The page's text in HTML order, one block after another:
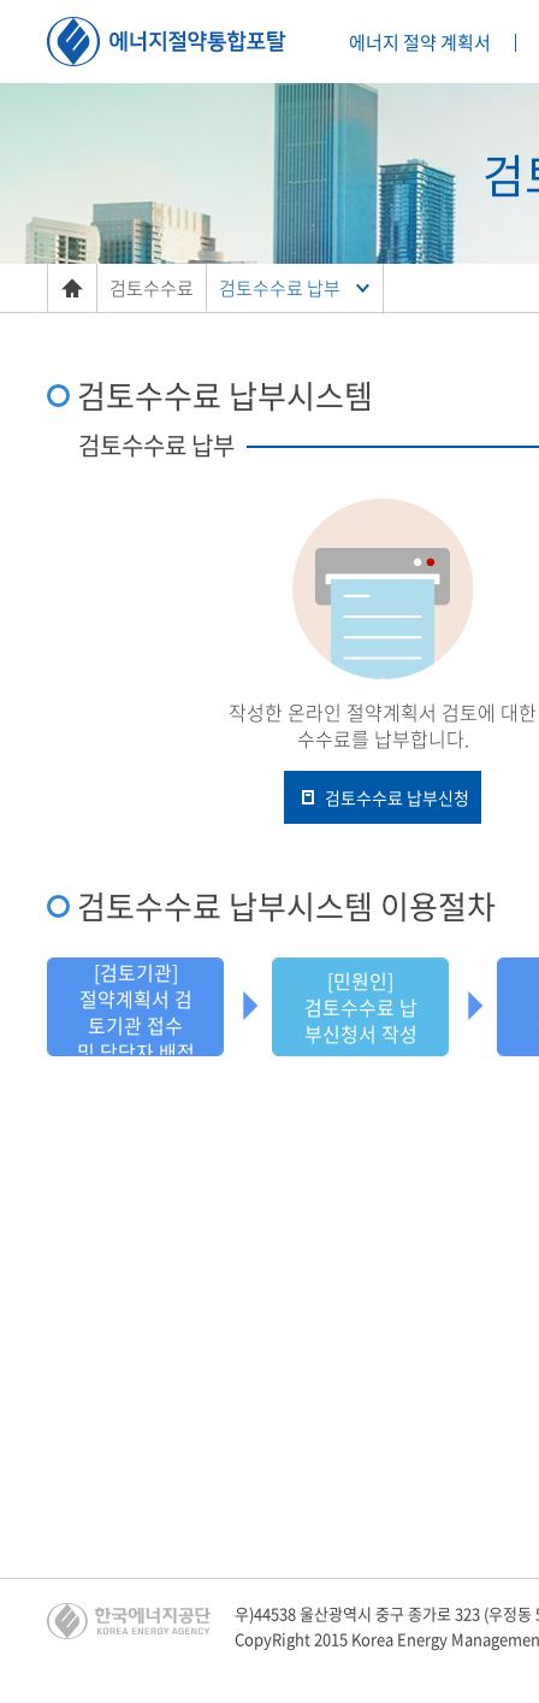
에너지 절약 계획서
검토수수료 검토수수료 납부
검토수수료 납부시스템
검토수수료 납부
작성한 온라인 절약계획서 검토에 대한
수수료를 납부합니다.
검토수수료 납부신청
검토수수료 납부시스템 이용절차
[검토기관]
절약계획서 검
토기관 접수
및 담당자 배정
[민원인]
검토수수료 납
부신청서 작성
우)44538 울산광역시 중구 종가로 323 (우정
CopyRight 2015 Korea Energy